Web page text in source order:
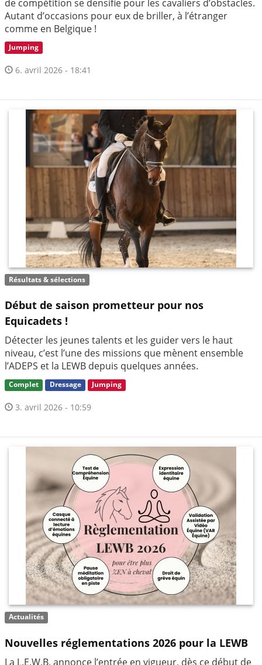
de compétition se densifie pour les cavaliers d’obstacles.
Autant d’occasions pour eux de briller, à l’étranger
comme en Belgique !
Jumping
6. avril 2026 - 18:41
Résultats & sélections
Début de saison prometteur pour nos
Equicadets !
Détecter les jeunes talents et les guider vers le haut
niveau, c’est l’une des missions que mènent ensemble
l’ADEPS et la LEWB depuis quelques années.
Complet Dressage Jumping
3. avril 2026 - 10:59
Actualités
Nouvelles réglementations 2026 pour la LEWB
La L.E.W.B. annonce l’entrée en vigueur, dès ce début de